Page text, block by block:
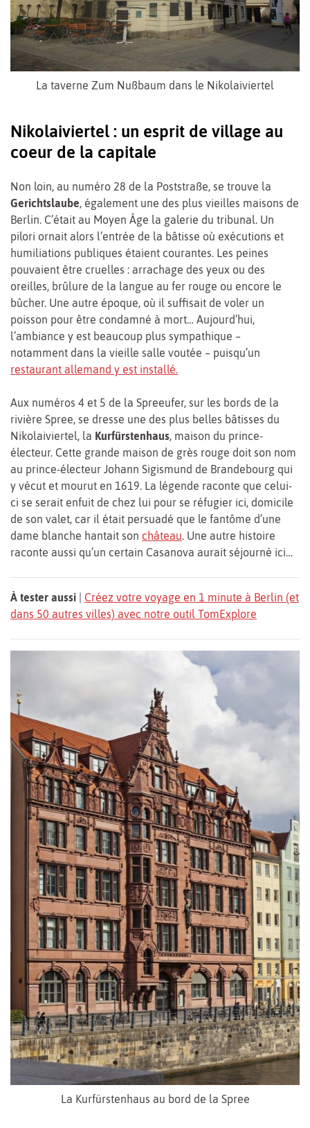
La taverne Zum Nußbaum dans le Nikolaiviertel
Nikolaiviertel : un esprit de village au
coeur de la capitale
Non loin, au numéro 28 de la Poststraße, se trouve la
Gerichtslaube, également une des plus vieilles maisons de
Berlin. C’était au Moyen Âge la galerie du tribunal. Un
pilori ornait alors l’entrée de la bâtisse où exécutions et
humiliations publiques étaient courantes. Les peines
pouvaient être cruelles : arrachage des yeux ou des
oreilles, brûlure de la langue au fer rouge ou encore le
bûcher. Une autre époque, où il suffisait de voler un
poisson pour être condamné à mort… Aujourd’hui,
l’ambiance y est beaucoup plus sympathique –
notamment dans la vieille salle voutée – puisqu’un
restaurant allemand y est installé.
Aux numéros 4 et 5 de la Spreeufer, sur les bords de la
rivière Spree, se dresse une des plus belles bâtisses du
Nikolaiviertel, la Kurfürstenhaus, maison du prince-
électeur. Cette grande maison de grès rouge doit son nom
au prince-électeur Johann Sigismund de Brandebourg qui
y vécut et mourut en 1619. La légende raconte que celui-
ci se serait enfuit de chez lui pour se réfugier ici, domicile
de son valet, car il était persuadé que le fantôme d’une
dame blanche hantait son château. Une autre histoire
raconte aussi qu’un certain Casanova aurait séjourné ici…
À tester aussi
Créez votre voyage en 1 minute à Berlin (et
dans 50 autres villes) avec notre outil TomExplore
La Kurfürstenhaus au bord de la Spree